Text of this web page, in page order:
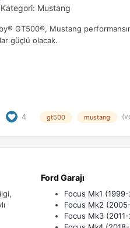
Mustang
GT500®, Mustang
güçlü olacak.
4 gt500 mustang
Ford Garajı
Focus Mk1
Focus Mk2
Focus Mk3